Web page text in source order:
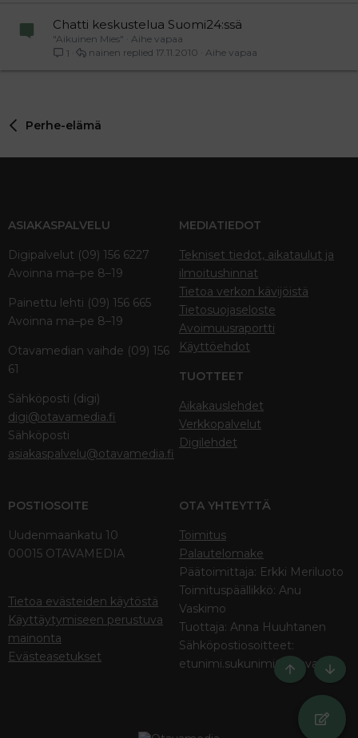
Chatti keskustelua Suomi24:ssä
"Aikuinen Mies"
Aihe vapaa
1
Aihe vapaa
17.11.2010
nainen
Perhe-elämä
ASIAKASPALVELU
Digipalvelut (09) 156 6227
Avoinna ma–pe 8–19
Painettu lehti (09) 156 665
Avoinna ma–pe 8–19
Otavamedian vaihde (09) 156
61
Sähköposti (digi)
digi@otavamedia.fi
Sähköposti
asiakaspalvelu@otavamedia.fi
MEDIATIEDOT
Tekniset tiedot, aikataulut ja
ilmoitushinnat
Tietoa verkon kävijöistä
Tietosuojaseloste
Avoimuusraportti
Käyttöehdot
TUOTTEET
Aikakauslehdet
Verkkopalvelut
Digilehdet
POSTIOSOITE
Uudenmaankatu 10
00015 OTAVAMEDIA
Tietoa evästeiden käytöstä
Käyttäytymiseen perustuva
mainonta
Evästeasetukset
OTA YHTEYTTÄ
Toimitus
Palautelomake
Päätoimittaja: Erkki Meriluoto
Toimituspäällikkö: Anu
Vaskimo
Tuottaja: Anna Huuhtanen
Sähköpostiosoitteet:
etunimi.sukunimi@otava.fi
Ylös